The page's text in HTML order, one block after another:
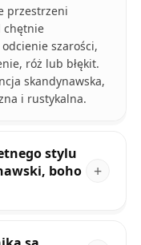
przestrzeni
chętnie
szarości,
róż lub błękit.
skandynawska,
i rustykalna.
stylu
boho